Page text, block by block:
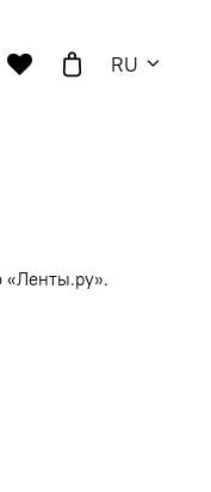
RU
«Ленты.ру».